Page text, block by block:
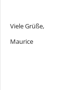
Viele Grüße,
Maurice